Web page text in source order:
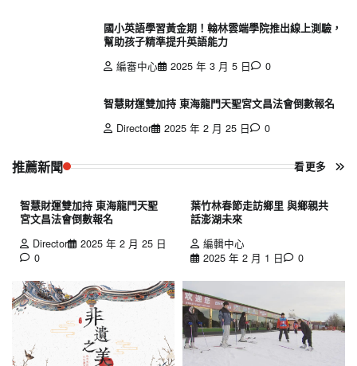
國小英語學習黃金期！翰林雲端學院推出線上測驗，
幫助孩子精準提升英語能力
編審中心
2025 年 3 月 5 日 0
智慧財運雙加持 東海龍門天聖宮文昌法會倒數報名
Director
2025 年 2 月 25 日 0
推薦新聞 看更多
智慧財運雙加持 東海龍門天聖
宮文昌法會倒數報名
Director
2025 年 2 月 25 日
0
葉竹林春節走訪鄉里 與鄉親共
話澎湖未來
編輯中心
2025 年 2 月 1 日
0